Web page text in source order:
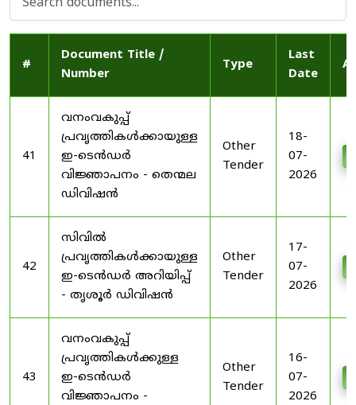
#
Document Title /
Number
Type
Last
Date
41
വനംവകുപ്പ്
പ്രവൃത്തികൾക്കായുള്ള
ഇ-ടെൻഡർ
വിജ്ഞാപനം - തെന്മല
ഡിവിഷൻ
Other
Tender
18-
07-
2026
42
സിവിൽ
പ്രവൃത്തികൾക്കായുള്ള
ഇ-ടെൻഡർ അറിയിപ്പ്
- തൃശൂർ ഡിവിഷൻ
Other
Tender
17-
07-
2026
43
വനംവകുപ്പ്
പ്രവൃത്തികൾക്കുള്ള
ഇ-ടെൻഡർ
വിജ്ഞാപനം -
Other
Tender
16-
07-
2026